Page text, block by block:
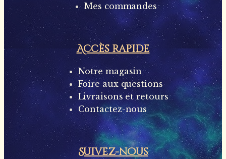
Mes commandes
Accès rapide
Notre magasin
Foire aux questions
Livraisons et retours
Contactez-nous
Suivez-nous